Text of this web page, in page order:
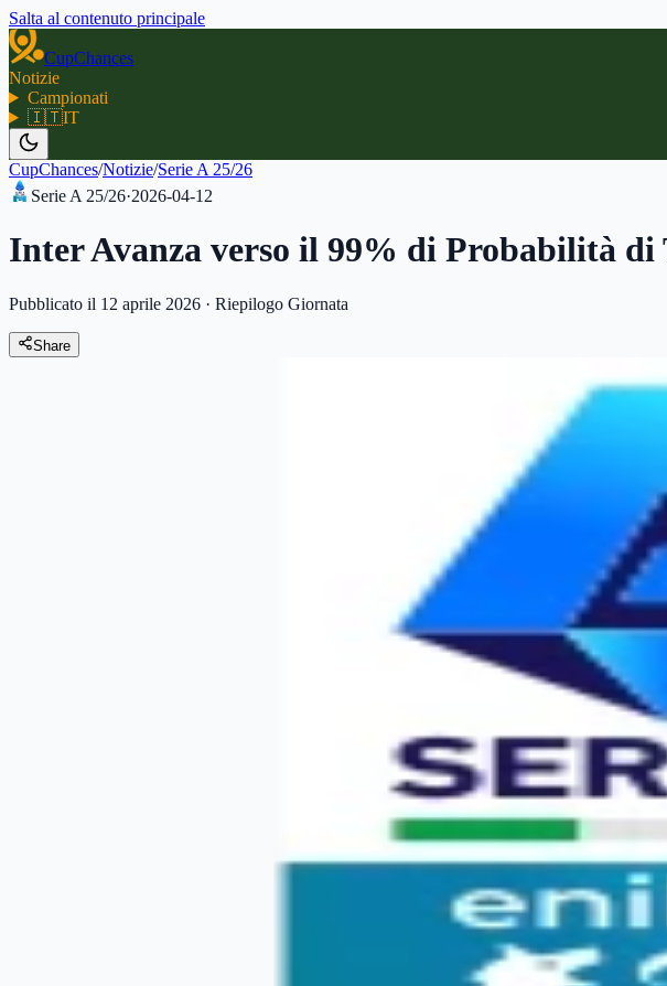
Salta al contenuto principale
CupChances
Notizie
Campionati
🇮🇹IT
CupChances/Notizie/Serie A 25/26
Serie A 25/26·2026-04-12
Inter Avanza verso il 99% di Probabilità di
Pubblicato il 12 aprile 2026 · Riepilogo Giornata
Share